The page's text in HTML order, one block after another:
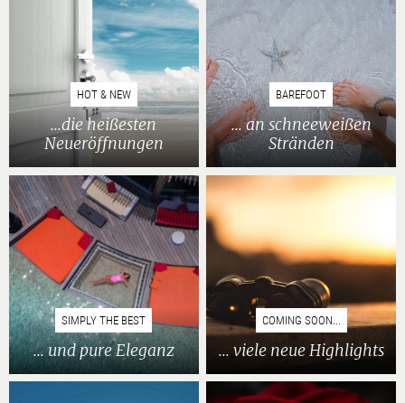
HOT & NEW
...die heißesten
Neueröffnungen
BAREFOOT
... an schneeweißen
Stränden
SIMPLY THE BEST
... und pure Eleganz
COMING SOON...
... viele neue Highlights